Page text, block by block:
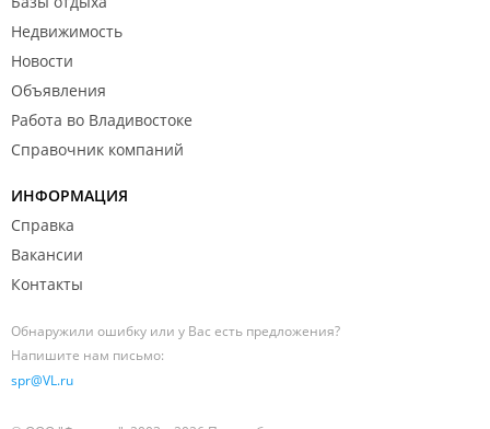
Недвижимость
Новости
Объявления
Работа во Владивостоке
Справочник компаний
ИНФОРМАЦИЯ
Справка
Вакансии
Контакты
Обнаружили ошибку или у Вас есть предложения?
Напишите нам письмо:
spr@VL.ru